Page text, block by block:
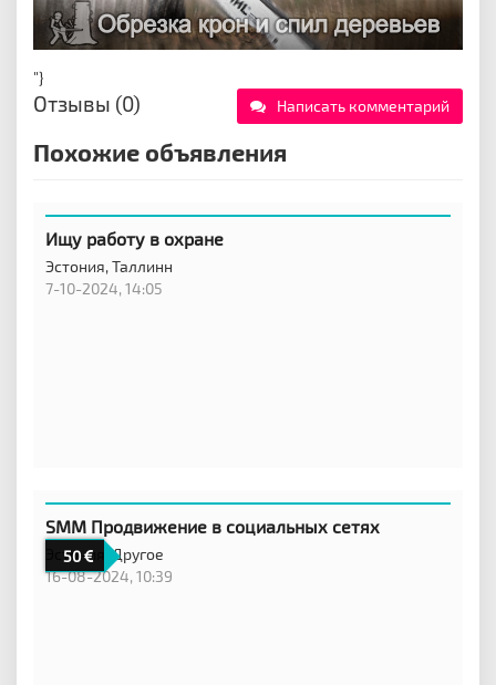
"}
Отзывы (0) Написать комментарий
Похожие объявления
Ищу работу в охране
Эстония,Таллинн
7-10-2024, 14:05
50
SMM Продвижение в социальных сетях
Эстония,Другое
16-08-2024, 10:39